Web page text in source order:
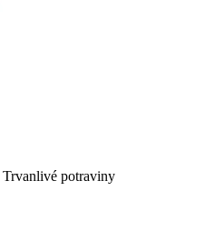
Trvanlivé potraviny